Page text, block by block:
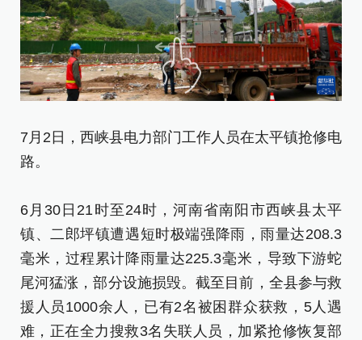
7月2日，西峡县电力部门工作人员在太平镇抢修电
路。
6月30日21时至24时，河南省南阳市西峡县太平
镇、二郎坪镇遭遇短时极端强降雨，雨量达208.3
毫米，过程累计降雨量达225.3毫米，导致下游蛇
尾河猛涨，部分设施损毁。截至目前，全县参与救
援人员1000余人，已有2名被困群众获救，5人遇
难，正在全力搜救3名失联人员，加紧抢修恢复部